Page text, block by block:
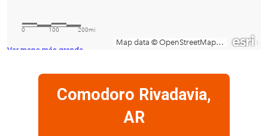
Ver mapa más grande
Comodoro Rivadavia,
AR